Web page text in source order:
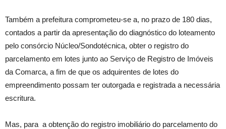
Também a prefeitura comprometeu-se a, no prazo de 180 dias,
contados a partir da apresentação do diagnóstico do loteamento
pelo consórcio Núcleo/Sondotécnica, obter o registro do
parcelamento em lotes junto ao Serviço de Registro de Imóveis
da Comarca, a fim de que os adquirentes de lotes do
empreendimento possam ter outorgada e registrada a necessária
escritura.
Mas, para a obtenção do registro imobiliário do parcelamento do